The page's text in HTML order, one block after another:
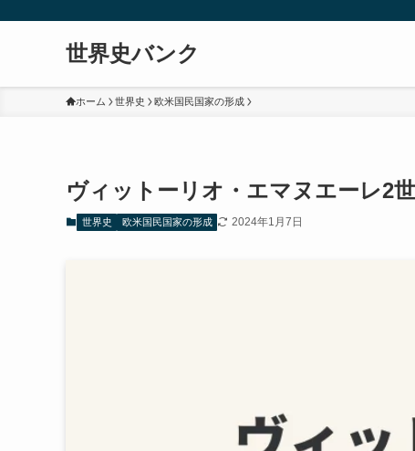
世界史バンク
ホーム 世界史 欧米国民国家の形成
ヴィットーリオ・エマヌエーレ2
世界史 欧米国民国家の形成 2024年1月7日